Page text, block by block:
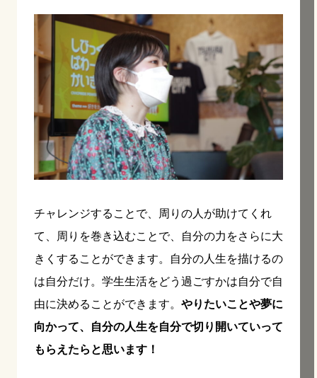
チャレンジすることで、周りの人が助けてくれ
て、周りを巻き込むことで、自分の力をさらに大
きくすることができます。自分の人生を描けるの
は自分だけ。学生生活をどう過ごすかは自分で自
由に決めることができます。 やりたいことや夢に
向かって、自分の人生を自分で切り開いていって
もらえたらと思います！